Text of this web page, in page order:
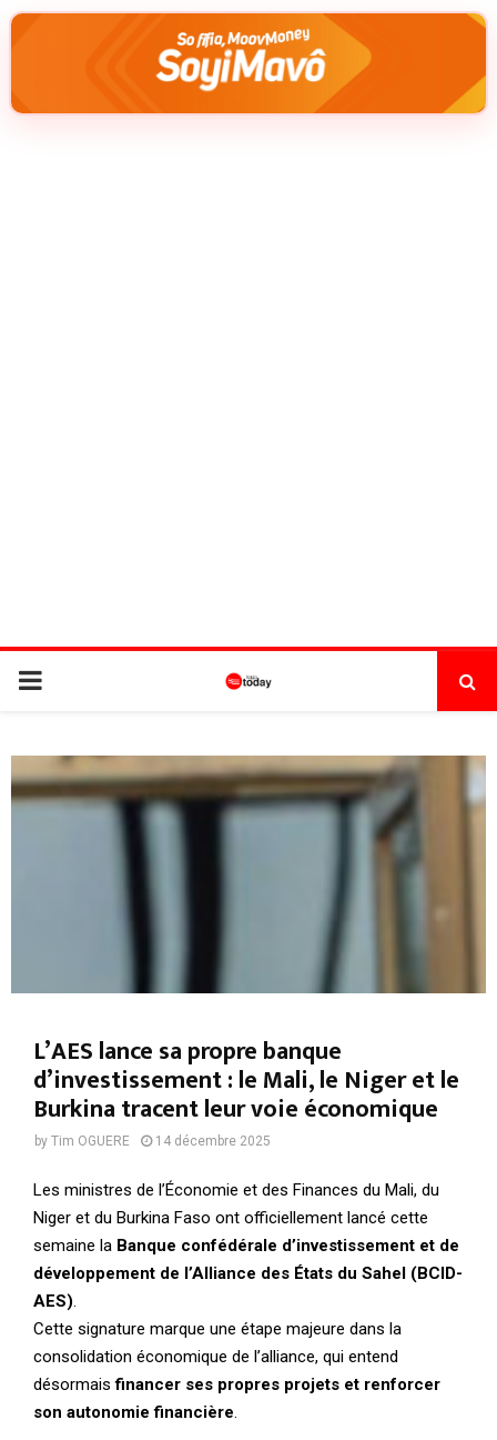
L’AES lance sa propre banque
d’investissement : le Mali, le Niger et le
Burkina tracent leur voie économique
by Tim OGUERE 14 décembre 2025
Les ministres de l’Économie et des Finances du Mali, du
Niger et du Burkina Faso ont officiellement lancé cette
semaine la Banque confédérale d’investissement et de
développement de l’Alliance des États du Sahel (BCID-
AES)
Cette signature marque une étape majeure dans la
consolidation économique de l’alliance, qui entend
désormaisfinancer ses propres projets et renforcer
son autonomie financière